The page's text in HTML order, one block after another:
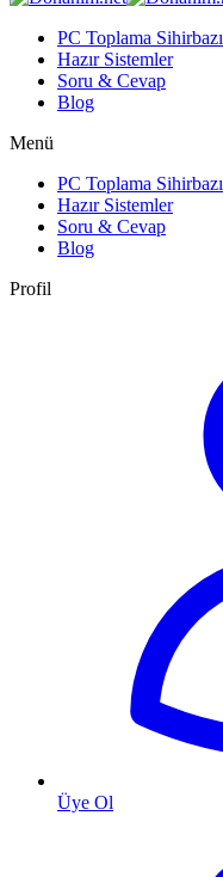
PC Toplama Sihirbazı
Hazır Sistemler
Soru & Cevap
Blog
Menü
PC Toplama Sihirbazı
Hazır Sistemler
Soru & Cevap
Blog
Profil
Üye Ol